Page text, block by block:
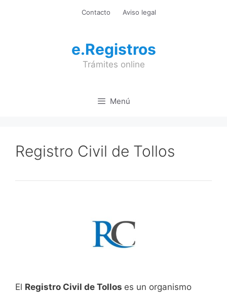
Contacto Aviso legal
e.Registros
Trámites online
Menú
Registro Civil de Tollos
El Registro Civil de Tollos es un organismo